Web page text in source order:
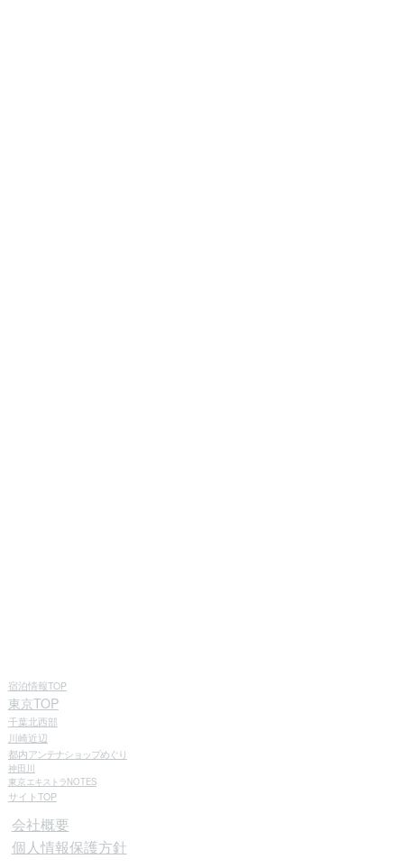
宿泊情報TOP
東京TOP
千葉北西部
川崎近辺
都内アンテナショップめぐり
神田川
東京エキストラNOTES
サイトTOP
会社概要
個人情報保護方針